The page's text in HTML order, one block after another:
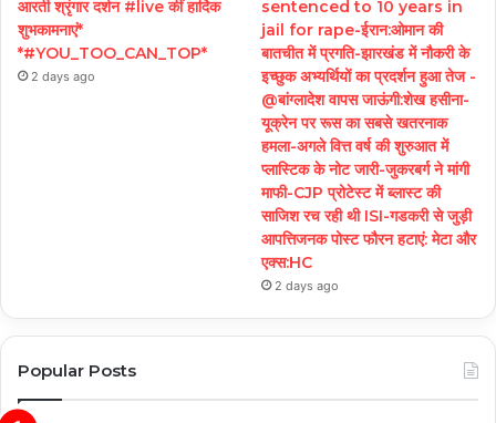
आरती श्रृंगार दर्शन #live कीं हार्दिक
शुभकामनाएं*
*#YOU_TOO_CAN_TOP*
2 days ago
sentenced to 10 years in
jail for rape-ईरान:ओमान की
बातचीत में प्रगति-झारखंड में नौकरी के
इच्छुक अभ्यर्थियों का प्रदर्शन हुआ तेज -
@बांग्लादेश वापस जाऊंगी:शेख हसीना-
यूक्रेन पर रूस का सबसे खतरनाक
हमला-अगले वित्त वर्ष की शुरुआत में
प्लास्टिक के नोट जारी-जुकरबर्ग ने मांगी
माफी-CJP प्रोटेस्ट में ब्लास्ट की
साजिश रच रही थी ISI-गडकरी से जुड़ी
आपत्तिजनक पोस्ट फौरन हटाएं: मेटा और
एक्स:HC
2 days ago
Popular Posts